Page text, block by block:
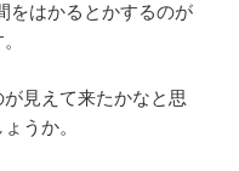
をはかるとかするのが
見えて来たかなと思
うか。